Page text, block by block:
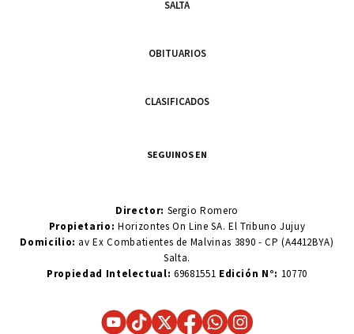
SALTA
OBITUARIOS
CLASIFICADOS
SEGUINOS EN
Director: Sergio Romero
Propietario:Horizontes On Line SA. El Tribuno Jujuy
Domicilio: av Ex Combatientes de Malvinas 3890 - CP (A4412BYA)
Salta.
Propiedad Intelectual: 69681551 Edición N°: 10770